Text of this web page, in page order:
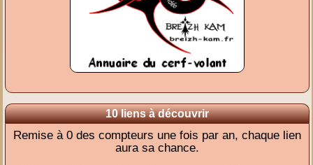
10 liens à découvrir
Remise à 0 des compteurs une fois par an, chaque lien
aura sa chance.